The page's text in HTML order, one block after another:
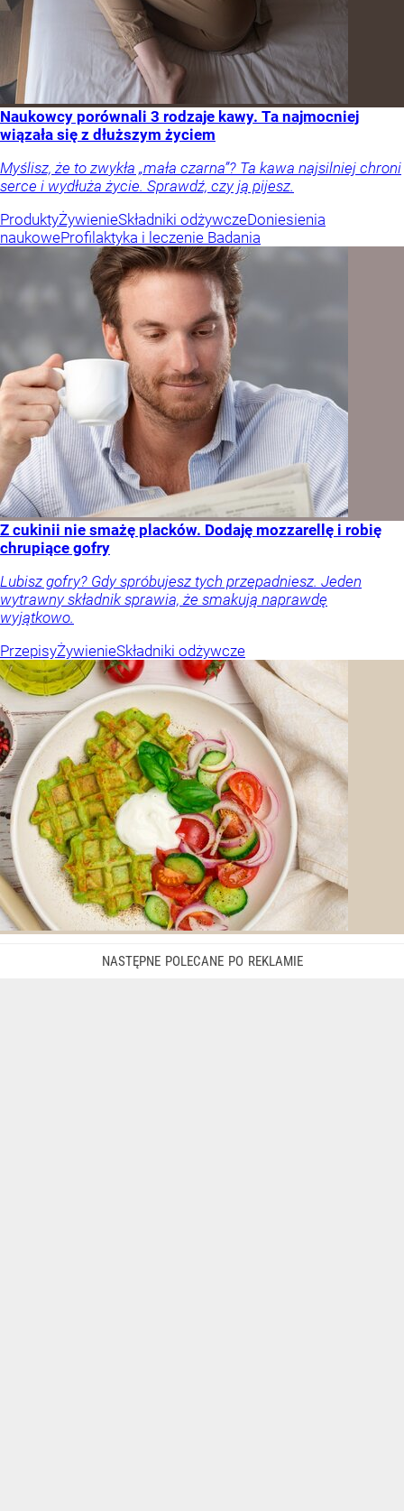
Naukowcy porównali 3 rodzaje kawy. Ta najmocniej
wiązała się z dłuższym życiem
Myślisz, że to zwykła „mała czarna”? Ta kawa najsilniej chroni
serce i wydłuża życie. Sprawdź, czy ją pijesz.
ProduktyŻywienieSkładniki odżywczeDoniesienia
naukoweProfilaktyka i leczenie Badania
Z cukinii nie smażę placków. Dodaję mozzarellę i robię
chrupiące gofry
Lubisz gofry? Gdy spróbujesz tych przepadniesz. Jeden
wytrawny składnik sprawia, że smakują naprawdę
wyjątkowo.
PrzepisyŻywienieSkładniki odżywcze